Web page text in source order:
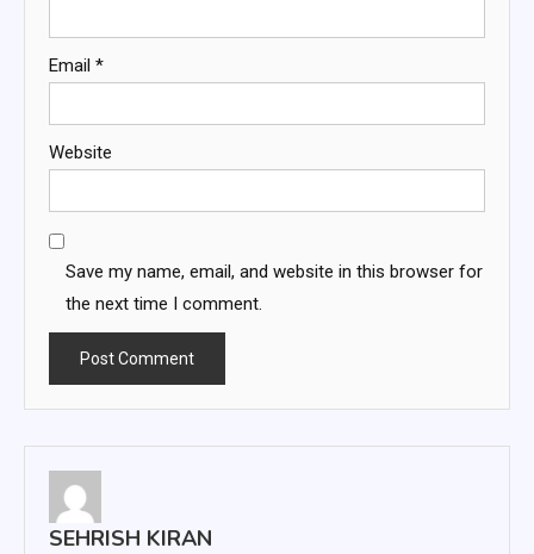
Email *
Website
Save my name, email, and website in this browser for
the next time I comment.
SEHRISH KIRAN